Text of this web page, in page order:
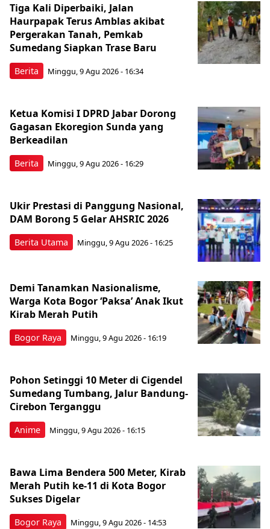
Berita
Tiga Kali Diperbaiki, Jalan
Haurpapak Terus Amblas akibat
Pergerakan Tanah, Pemkab
Sumedang Siapkan Trase Baru
Minggu, 9 Agu 2026 - 16:34
Berita
Ketua Komisi I DPRD Jabar Dorong
Gagasan Ekoregion Sunda yang
Berkeadilan
Minggu, 9 Agu 2026 - 16:29
Berita Utama
Ukir Prestasi di Panggung Nasional,
DAM Borong 5 Gelar AHSRIC 2026
Minggu, 9 Agu 2026 - 16:25
Bogor Raya
Demi Tanamkan Nasionalisme,
Warga Kota Bogor ‘Paksa’ Anak Ikut
Kirab Merah Putih
Minggu, 9 Agu 2026 - 16:19
Anime
Pohon Setinggi 10 Meter di Cigendel
Sumedang Tumbang, Jalur Bandung-
Cirebon Terganggu
Minggu, 9 Agu 2026 - 16:15
Bogor Raya
Bawa Lima Bendera 500 Meter, Kirab
Merah Putih ke-11 di Kota Bogor
Sukses Digelar
Minggu, 9 Agu 2026 - 14:53